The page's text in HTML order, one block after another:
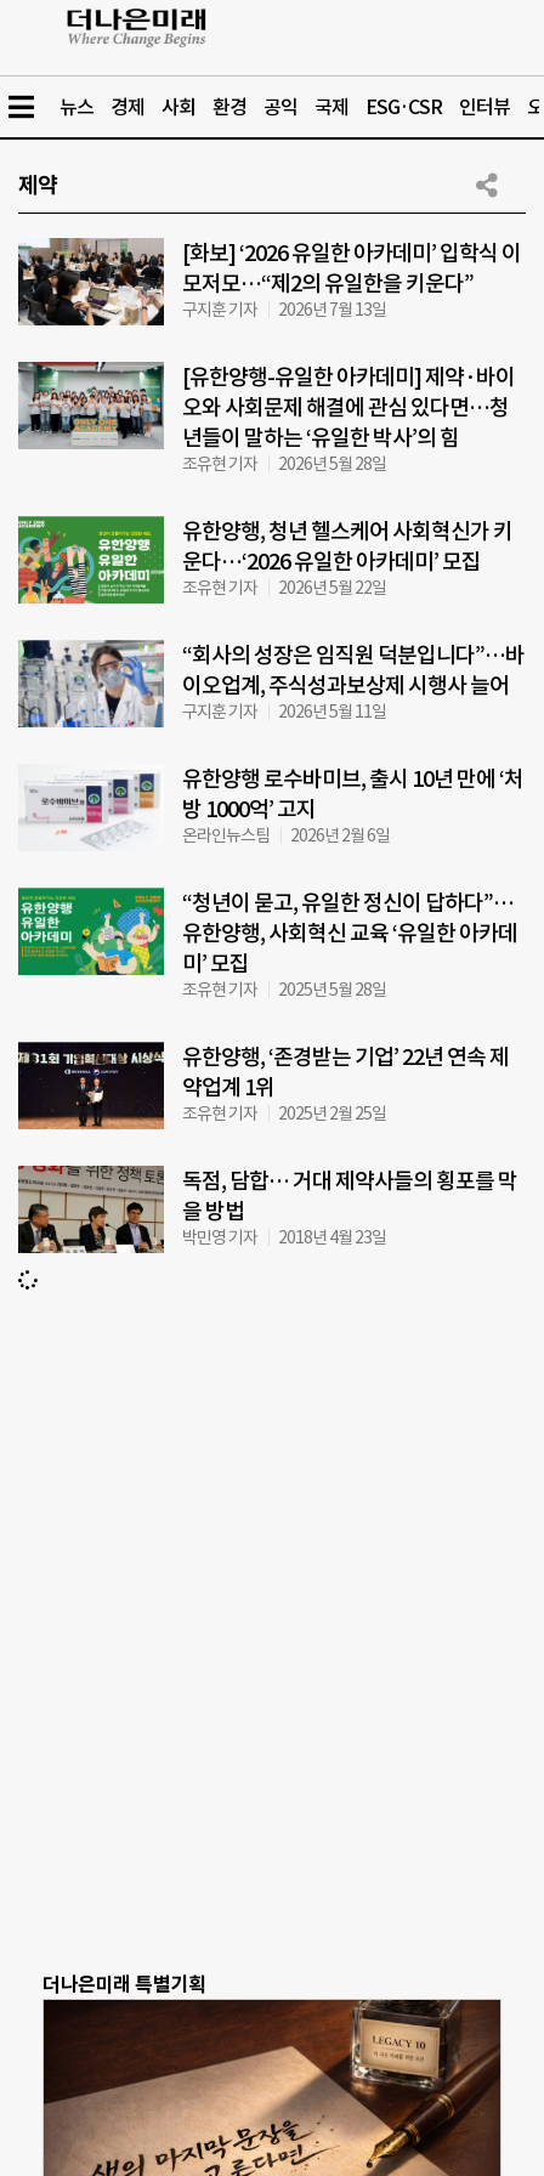
뉴스 경제 사회 환경 공익 국제 ESG·CSR 인터뷰
제약
[화보] ‘2026 유일한 아카데미’ 입학식 이
모저모…“제2의 유일한을 키운다”
구지훈 기자 2026년 7월 13일
[유한양행-유일한 아카데미] 제약·바이
오와 사회문제 해결에 관심 있다면…청
년들이 말하는 ‘유일한 박사’의 힘
조유현 기자 2026년 5월 28일
유한양행, 청년 헬스케어 사회혁신가 키
운다…‘2026 유일한 아카데미’ 모집
조유현 기자 2026년 5월 22일
“회사의 성장은 임직원 덕분입니다”…바
이오업계, 주식성과보상제 시행사 늘어
구지훈 기자 2026년 5월 11일
유한양행 로수바미브, 출시 10년 만에 ‘처
방 1000억’ 고지
온라인뉴스팀 2026년 2월 6일
“청년이 묻고, 유일한 정신이 답하다”…
유한양행, 사회혁신 교육 ‘유일한 아카데
미’ 모집
조유현 기자 2025년 5월 28일
유한양행, ‘존경받는 기업’ 22년 연속 제
약업계 1위
조유현 기자 2025년 2월 25일
독점, 담합… 거대 제약사들의 횡포를 막
을 방법
박민영 기자 2018년 4월 23일
더나은미래 특별기획